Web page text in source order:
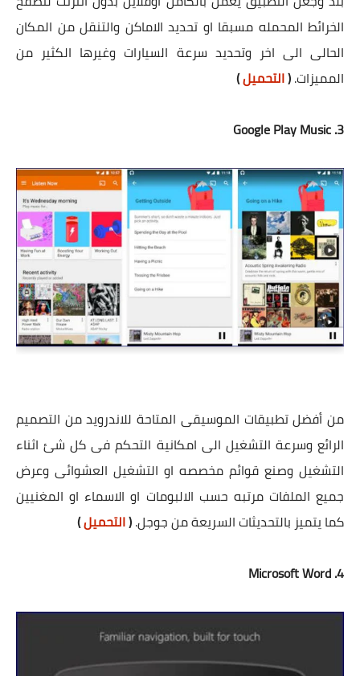
الخرائط المحمله مسبقا او تحديد الاماكن والتنقل من المكان
الحالى الى اخر وتحديد سرعة السيارات وغيرها الكثير من
المميزات.(التحميل)
3. Google Play Music
من أفضل تطبيقات الموسيقى المتاحة للاندرويد من التصميم
الرائع وسرعة التشغيل الى امكانية التحكم فى كل شئ اثناء
التشغيل وصنع قوائم مخصصه او التشغيل العشوائى وعرض
جميع الملفات مرتبه حسب الالبومات او الاسماء او المغنيين
كما يتميز بالتحديثات السريعة من جوجل.(التحميل)
4. Microsoft Word